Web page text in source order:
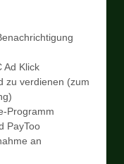
Ad Klick
zu verdienen (zum
Programm
PayToo
an